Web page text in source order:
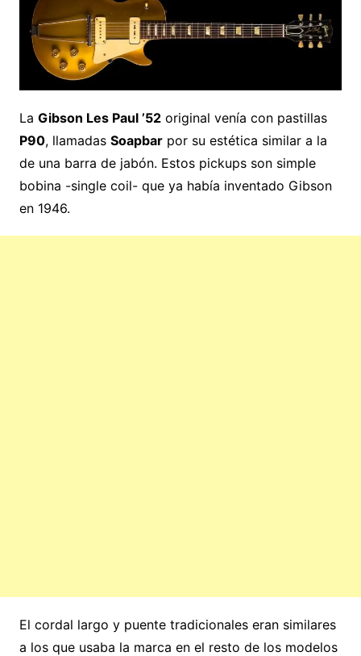
La Gibson Les Paul ’52original venía con pastillas
P90, llamadas Soapbarpor su estética similar a la
de una barra de jabón. Estos pickups son simple
bobina -single coil- que ya había inventado Gibson
en 1946.
El cordal largo y puente tradicionales eran similares
a los que usaba la marca en el resto de los modelos